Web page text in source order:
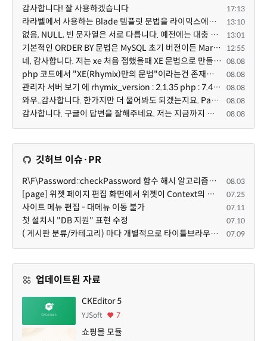
감사합니다! 잘 사용하겠습니다 17:13
라라벨에서 사용하는 Blade 템플릿 문법을 라이믹스에서도 일부분 도입하였는데, 양쪽의 템플릿 매뉴얼 분량... 13:10
없음, NULL, 빈 문자열은 서로 다릅니다. 예전에는 대충 써도 서로 통용되었지만, 그것 때문에 버그나 보안... 13:01
기본적인 ORDER BY 문법은 MySQL 초기 버전이든 MariaDB 최신 버전이든 차이가 없습니다. 라이믹스 게시판에... 12:55
네, 감사합니다. 저는 xe 처음 접했을때 XE 문법으로 만들었다고 해서 xe코드들이 php와 전혀 다른것 같이 ... 08.08
php 코드에서 "XE(Rhymix)만의 문법"이라는건 존재하지도 않고 별도의 인터프리터를 만들지 않는한 쓸 수도 ... 08.08
관리자 서버 보기 에 rhymix_version : 2.1.35 php : 7.4.3 (64-bit) db.type : mysql (innodb, utf8mb4) db... 08.08
와우..감사합니다. 한가지만 더 물어봐도 되겠는지요. Password.php 파일안에 클래스와 함수들은 순수 php ... 08.08
감사합니다. 구글이 답변을 잘해주네요. 저는 지금까지 md5 에 머물러 있었네요. md5는 구석기 알고리즘이 ... 08.08
깃허브 이슈·PR
R\F\Password::checkPassword 함수 해시 알고리즘을 암시적으로 호출하는 경우 Argon2id 해시 비교 실패 08.03
[page] 위젯 페이지 편집 화면에서 위젯이 Context의 module_info를 덮어쓰면 저장이 ERR_ACT_IS_NOT_STANDALONE으로 실패 07.25
사이트 메뉴 편집 - 대메뉴 이동 불가 07.11
첫 설치시 "DB 지원" 표현 수정 07.10
( 게시판 분류/카테고리) 마다 개별적으로 타이틀브라우저 제목 및 seo설명 넣을 수 있으면 어떨지 해서 글 등록해봅니다. 07.09
업데이트된 자료
CKEditor 5
YJSoft 7
쇼핑몰 모듈